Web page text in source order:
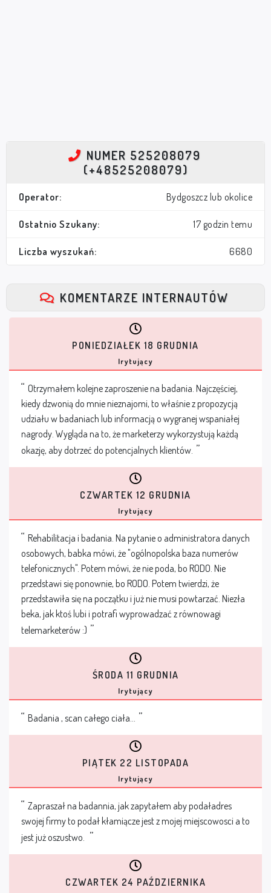
NUMER 525208079
(+48525208079)
Operator: Bydgoszcz lub okolice
Ostatnio Szukany: 17 godzin temu
Liczba wyszukań: 6680
KOMENTARZE INTERNAUTÓW
PONIEDZIAŁEK 18 GRUDNIA
Irytujący
Otrzymałem kolejne zaproszenie na badania. Najczęściej,
kiedy dzwonią do mnie nieznajomi, to właśnie z propozycją
udziału w badaniach lub informacją o wygranej wspaniałej
nagrody. Wygląda na to, że marketerzy wykorzystują każdą
okazję, aby dotrzeć do potencjalnych klientów.
CZWARTEK 12 GRUDNIA
Irytujący
Rehabilitacja i badania. Na pytanie o administratora danych
osobowych, babka mówi, że "ogólnopolska baza numerów
telefonicznych". Potem mówi, że nie poda, bo RODO. Nie
przedstawi się ponownie, bo RODO. Potem twierdzi, że
przedstawiła się na początku i już nie musi powtarzać. Niezła
beka, jak ktoś lubi i potrafi wyprowadzać z równowagi
telemarketerów :)
ŚRODA 11 GRUDNIA
Irytujący
Badania , scan całego ciała...
PIĄTEK 22 LISTOPADA
Irytujący
Zapraszał na badannia, jak zapytałem aby podaładres
swojej firmy to podał kłamiącze jest z mojej miejscowosci a to
jest już oszustwo.
CZWARTEK 24 PAŹDZIERNIKA